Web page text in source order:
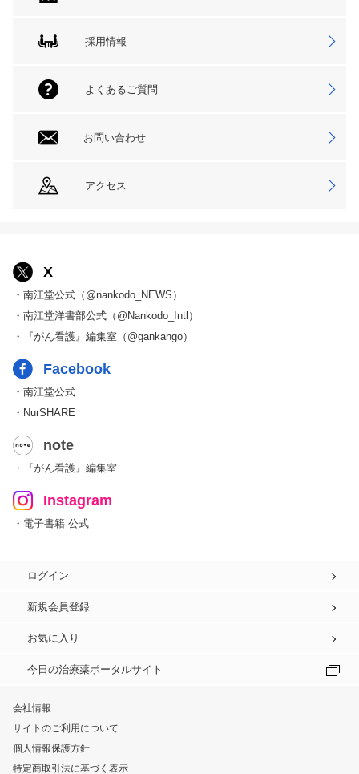
採用情報
よくあるご質問
お問い合わせ
アクセス
X
・南江堂公式（@nankodo_NEWS）
・南江堂洋書部公式（@Nankodo_Intl）
・『がん看護』編集室（@gankango）
Facebook
・南江堂公式
・NurSHARE
note
・『がん看護』編集室
Instagram
・電子書籍 公式
ログイン
新規会員登録
お気に入り
今日の治療薬ポータルサイト
会社情報
サイトのご利用について
個人情報保護方針
特定商取引法に基づく表示